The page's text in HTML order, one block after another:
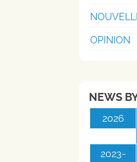
OPINION
NEWS
2026
2023-